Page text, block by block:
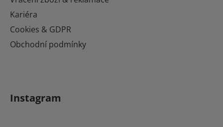
Kariéra
Cookies & GDPR
Obchodní podmínky
Instagram